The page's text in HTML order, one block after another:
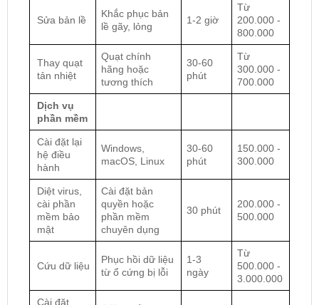
Sửa bản lề
Khắc phục bản
lề gãy, lỏng
1-2 giờ
Từ
200.000 -
800.000
Thay quạt
tản nhiệt
Quạt chính
hãng hoặc
tương thích
30-60
phút
Từ
300.000 -
700.000
Dịch vụ
phần mềm
Cài đặt lại
hệ điều
hành
Windows,
macOS, Linux
30-60
phút
150.000 -
300.000
Diệt virus,
cài phần
mềm bảo
mật
Cài đặt bản
quyền hoặc
phần mềm
chuyên dụng
30 phút
200.000 -
500.000
Cứu dữ liệu
Phục hồi dữ liệu
từ ổ cứng bị lỗi
1-3
ngày
Từ
500.000 -
3.000.000
Cài đặt